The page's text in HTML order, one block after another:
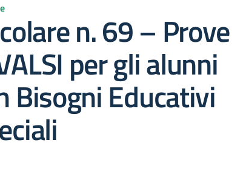
n. 69 – Prove
per gli alunni
Bisogni Educativi